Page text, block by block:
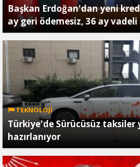
Başkan Erdoğan'dan yeni
ay geri ödemesiz, 36 ay vadeli
TEKNOLOJİ
Türkiye'de Sürücüsüz taksiler
hazırlanıyor